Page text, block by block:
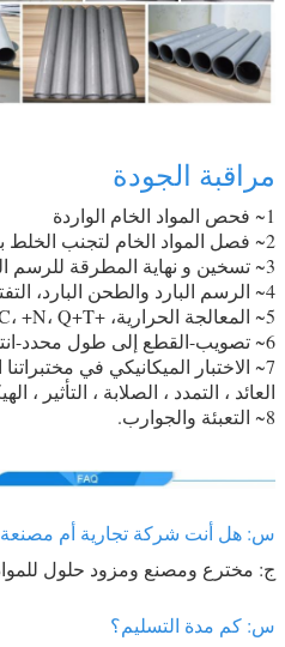
مراقبة الجودة
1~ فحص المواد الخام الواردة
2~ فصل المواد الخام لتجنب الخلط بين نوع الصلب
3~ تسخين و نهاية المطرقة للرسم البارد
4~ الرسم البارد والطحن البارد، التفتيش على الخط
5~ المعالجة الحرارية، +A، +SRA، +LC، +N، Q+T
6~ تصويب-القطع إلى طول محدد-انتهاء فحص القياس
7~ الاختبار الميكانيكي في
العائد ، التمدد ، الصلابة ، التأثير ،
8~ التعبئة والجوارب.
س: هل أنت شركة تجارية أم
ج: مخترع ومصنع ومزود حلول للمواد
س: كم مدة التسليم؟